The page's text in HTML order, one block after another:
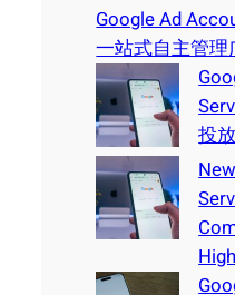
Google Ad
一站式自主管
投